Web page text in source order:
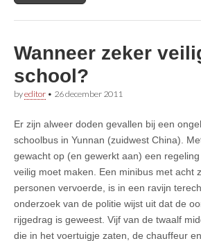
Wanneer zeker
school?
byeditor • 26 december 2011
Er zijn alweer doden gevallen bij een
schoolbus in Yunnan (zuidwest China).
gewacht op (en gewerkt aan) een
veilig moet maken. Een minibus met acht
personen vervoerde, is in een ravijn
onderzoek van de politie wijst uit dat de
rijgedrag is geweest. Vijf van de twaalf
die in het voertuigje zaten, de chauffeur